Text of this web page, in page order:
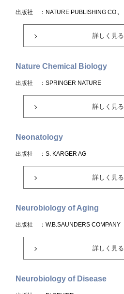
出版社 ：NATURE PUBLISHING CO.,
詳しく見る
Nature Chemical Biology
出版社 ：SPRINGER NATURE
詳しく見る
Neonatology
出版社 ：S. KARGER AG
詳しく見る
Neurobiology of Aging
出版社 ：W.B.SAUNDERS COMPANY
詳しく見る
Neurobiology of Disease